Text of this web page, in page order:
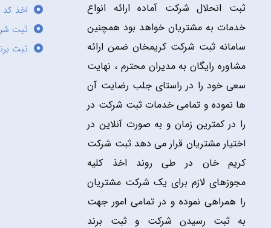
ثبت انحلال شرکت آماده ارائه انواع
خدمات به مشتریان خواهد بود همچنین
سامانه ثبت شرکت کریمخان ضمن ارائه
مشاوره رایگان به مدیران محترم ، نهایت
سعی خود را در راستای جلب رضایت آن
ها نموده و تمامی خدمات ثبت شرکت در
را در کمترین زمان و به صورت آنلاین در
اختیار مشتریان قرار می دهد.ثبت شرکت
کریم خان در طی روند اخذ کلیه
مجوزهای لازم برای یک شرکت مشتریان
را همراهی نموده و در تمامی امور جهت
به ثبت رسیدن شرکت و ثبت برند
اخذ کد
ثبت
ثبت